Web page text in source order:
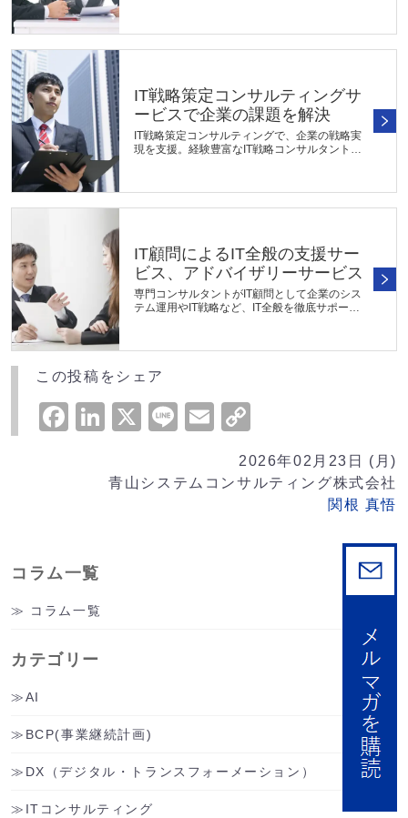
に応じてシステムの選定や導入支援...
IT戦略策定コンサルティングサ
ービスで企業の課題を解決
IT戦略策定コンサルティングで、企業の戦略実
現を支援。経験豊富なIT戦略コンサルタント
化、新たなビジネス価値の創出を...
IT顧問によるIT全般の支援サー
ビス、アドバイザリーサービス
専門コンサルタントがIT顧問として企業のシス
テム運用やIT戦略など、IT全般を徹底サポー
イスで、IT戦略を見直しながら最適...
この投稿をシェア
Facebook
LinkedIn
X LineEmail
Link
2026年02月23日 (月)
青山システムコンサルティング株式会社
関根 真悟
コラム一覧
コラム一覧
カテゴリー
AI
BCP(事業継続計画)
DX（デジタル・トランスフォーメーション）
ITコンサルティング